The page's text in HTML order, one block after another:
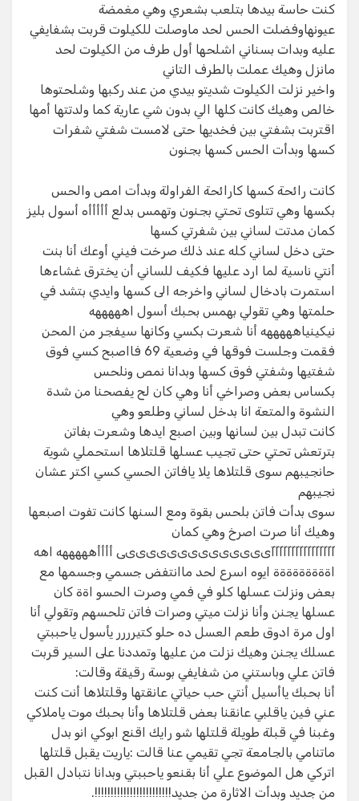
كنت حاسة بيدها بتلعب بشعري وهي مغمضة
عيونهاوفضلت الحس لحد ماوصلت للكيلوت قربت بشفايفي
عليه وبدات بسناني اشلحها أول طرف من الكيلوت لحد
مانزل وهيك عملت بالطرف التاني​
واخير نزلت الكيلوت شديتو بيدي من عند ركبها وشلحتوها
خالص وهيك كانت كلها الي بدون شي عارية كما ولدتتها أمها
اقتربت بشفتي بين فخديها حتى لامست شفتي شفرات
كسها وبدأت الحس كسها بجنون​
كانت رائحة كسها كارائحة الفراولة وبدأت امص والحس
بكسها وهي تتلوى تحتي بجنون وتهمس بدلع أأأأأه أسول بليز
كمان مدتت لساني بين شفرتي كسها​
حتى دخل لساني كله عند ذلك صرخت فيني أوعك أنا بنت
أنتي ناسية لما ارد عليها فكيف للساني أن يخترق غشاءها
استمرت بادخال لساني واخرجه الى كسها وايدي بتشد في
حلمتها وهي تقولي بهمس بحبك أسول اهههههه
نيكينياهههههه أنا شعرت بكسي وكانها سيفجر من المحن
فقمت وجلست فوقها في وضعية 69 فااصبح كسي فوق
شفتيها وشفتي فوق كسها وبدانا نمص ونلحس​
بكساس بعض وصراخي أنا وهي كان لح يفصحنا من شدة
النشوة والمتعة انا بدخل لساني وطلعو وهي​
كانت تبدل بين لسانها وبين اصبع ايدها وشعرت بفاتن
بترتعش تحتي حتى تجيب عسلها قلتلاها استحملي شوية
حانجيبهم سوى قلتلاها يلا يافاتن الحسي كسي اكتر عشان
نجيبهم​
سوى بدأت فاتن بلحس بقوة ومع السنها كانت تفوت اصبعها
وهيك أنا صرت اصرخ وهي كمان
آآآآآآآآآآآآآآآآىىىىىىىىىىىىىىى أأأأهههههه اهه
اةةةةةةةةة ايوه اسرع لحد ماانتفض جسمي وجسمها مع
بعض ونزلت عسلها كلو في فمي وصرت الحسو اةة كان
عسلها يجنن وأنا نزلت ميتي وصرات فاتن تلحسهم وتقولي أنا
اول مرة ادوق طعم العسل ده حلو كتيرررر يأسول ياحببتي
عسلك يجنن وهيك نزلت من عليها وتمددنا على السير قربت
فاتن علي وباستني من شفايفي بوسة رقيقة وقالت:​
أنا بحبك ياأسيل أنتي حب حياتي عانقتها وقلتلاها أنت كنت
عني فين ياقلبي عانقنا بعض قلتلاها وأنا بحبك موت ياملاكي
وغبنا في قبلة طويلة قلتلها شو رايك اقنع ابوكي انو بدل
ماتنامي بالجامعة تجي تقيمي عنا قالت :ياريت يقبل قلتلها
اتركي هل الموضوع علي أنا بقنعو ياحببتي وبدانا نتبادل القبل
من جديد وبدأت الاثارة من جديد!!!!!!!!!!!!!!!!!!!!!!!!.​